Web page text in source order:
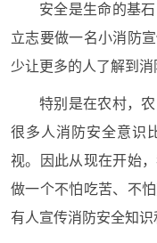
安全是生命的基
立志要做一名小消防
少让更多的人了解到消
特别是在农村，
很多人消防安全意识
视。因此从现在开始
做一个不怕吃苦、不
有人宣传消防安全知识